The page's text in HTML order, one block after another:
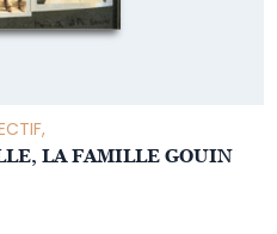
LA FAMILLE GOUIN